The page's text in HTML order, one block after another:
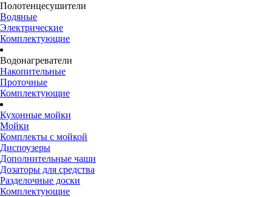
Полотенцесушители
Водяные
Электрические
Комплектующие
Водонагреватели
Накопительные
Проточные
Комплектующие
Кухонные мойки
Мойки
Комплекты с мойкой
Диспоузеры
Дополнительные чаши
Дозаторы для средства
Разделочные доски
Комплектующие